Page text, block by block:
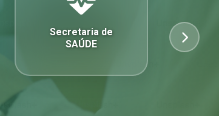
Secretaria de
SAÚDE